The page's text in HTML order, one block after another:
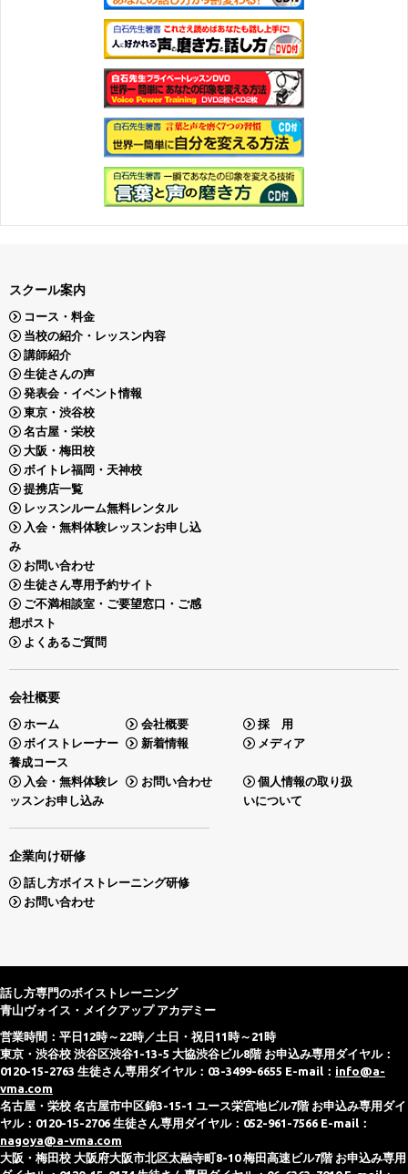
スクール案内
コース・料金
当校の紹介・レッスン内容
講師紹介
生徒さんの声
発表会・イベント情報
東京・渋谷校
名古屋・栄校
大阪・梅田校
ボイトレ福岡・天神校
提携店一覧
レッスンルーム無料レンタル
入会・無料体験レッスンお申し込
み
お問い合わせ
生徒さん専用予約サイト
ご不満相談室・ご要望窓口・ご感
想ポスト
よくあるご質問
会社概要
ホーム 会社概要
採 用
ボイストレーナー
養成コース
新着情報 メディア
入会・無料体験レ
ッスンお申し込み
お問い合わせ
個人情報の取り扱
いについて
企業向け研修
話し方ボイストレーニング研修
お問い合わせ
話し方専門のボイストレーニング
青山ヴォイス・メイクアップ アカデミー
営業時間：平日12時～22時／土日・祝日11時～21時
東京・渋谷校 渋谷区渋谷1-13-5 大協渋谷ビル8階 お申込み専用ダイヤル：
0120-15-2763 生徒さん専用ダイヤル：03-3499-6655 E-mail： info@a-
vma.com
名古屋・栄校 名古屋市中区錦3-15-1 ユース栄宮地ビル7階 お申込み専用ダイ
ヤル：0120-15-2706 生徒さん専用ダイヤル：052-961-7566 E-mail：
nagoya@a-vma.com
大阪・梅田校 大阪府大阪市北区太融寺町8-10 梅田高速ビル7階 お申込み専用